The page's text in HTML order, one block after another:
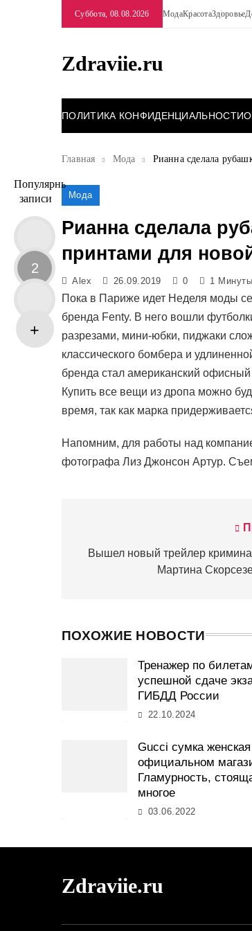
Суббота, 08.08.2026 МодаКрасотаЗдоровье
Zdraviie.ru
ПОЛИТИКА КОНФИДЕНЦИАЛЬНОСТИ
Главная Мода Рианна сделала
Популярные
записи
2
Мода
Рианна сделала
принтами для
Alex 26.09.2019 0 1 Минуты
Пока в Париже идет Неделя моды
бренда Fenty. В него вошли
разрезами, мини-юбки, пиджаки
классического бомбера и
бренда стал американский офисный
Купить все вещи из дропа можно
время, так как марка
Напомним, для работы над
фотографа Лиз Джонсон Артур.
поВышел новый трейлер
Мартина
ПОХОЖИЕ НОВОСТИ
Тренажер по
успешной сдаче
ГИБДД России
22.10.2024
Gucci сумка
официальном
Гламурность,
многое
03.06.2022
Zdraviie.ru